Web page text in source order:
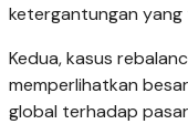
ketergantungan yang
Kedua, kasus
memperlihatkan
global terhadap